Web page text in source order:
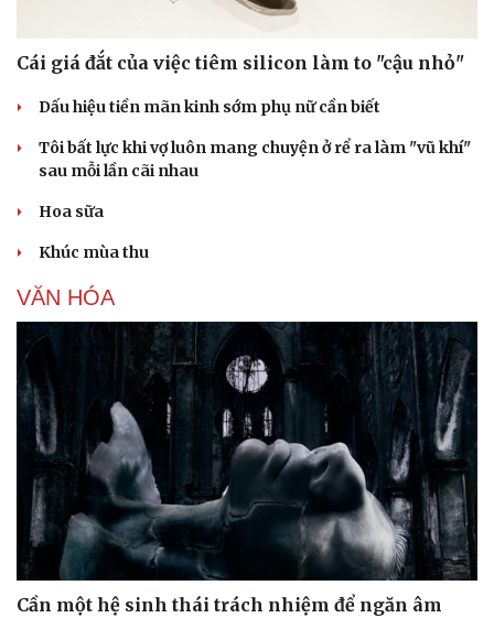
Sức khỏe
Dinh dưỡng - món ngon
Cây thuốc
Sản phụ khoa
Nhi khoa
Nam khoa
Làm đẹp - giảm cân
Phòng mạch online
Đời sống
Nhà đẹp
Tình yêu - Gia đình
Cái giá đắt của việc tiêm silicon làm to "cậu nhỏ"
Dấu hiệu tiền mãn kinh sớm phụ nữ cần biết
Tôi bất lực khi vợ luôn mang chuyện ở rể ra làm "vũ khí"
sau mỗi lần cãi nhau
Hoa sữa
Khúc mùa thu
VĂN HÓA
Cần một hệ sinh thái trách nhiệm để ngăn âm